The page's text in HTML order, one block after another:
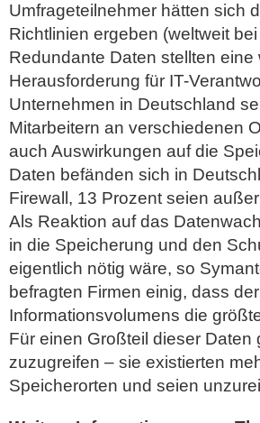
Umfrageteilnehmer hätten sich
Richtlinien ergeben (weltweit
Redundante Daten stellten
Herausforderung für IT-
Unternehmen in Deutschland
Mitarbeitern an verschiedenen
auch Auswirkungen auf die
Daten befänden sich in
Firewall, 13 Prozent seien
Als Reaktion auf das
in die Speicherung und den
eigentlich nötig wäre, so
befragten Firmen einig, dass
Informationsvolumens die
Für einen Großteil dieser
zuzugreifen – sie existierten
Speicherorten und seien